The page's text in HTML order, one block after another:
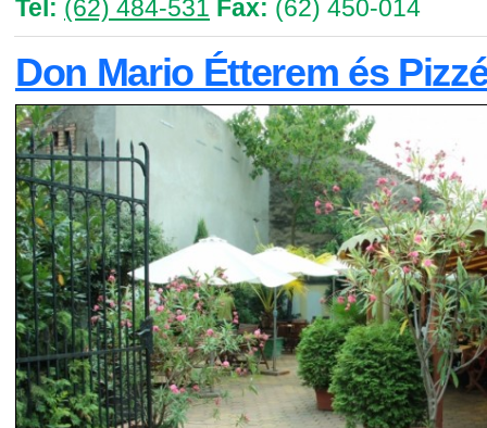
Tel: (62) 484-531 Fax: (62) 450-014
Don Mario Étterem és